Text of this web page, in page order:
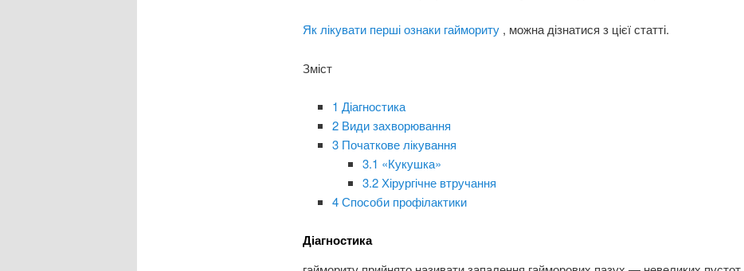
Як лікувати перші ознаки гаймориту , можна дізнатися з цієї статті.
Зміст
1Діагностика
2 Види захворювання
3 Початкове лікування
3.1 «Кукушка»
3.2 Хірургічне втручання
4Способи профілактики
Діагностика